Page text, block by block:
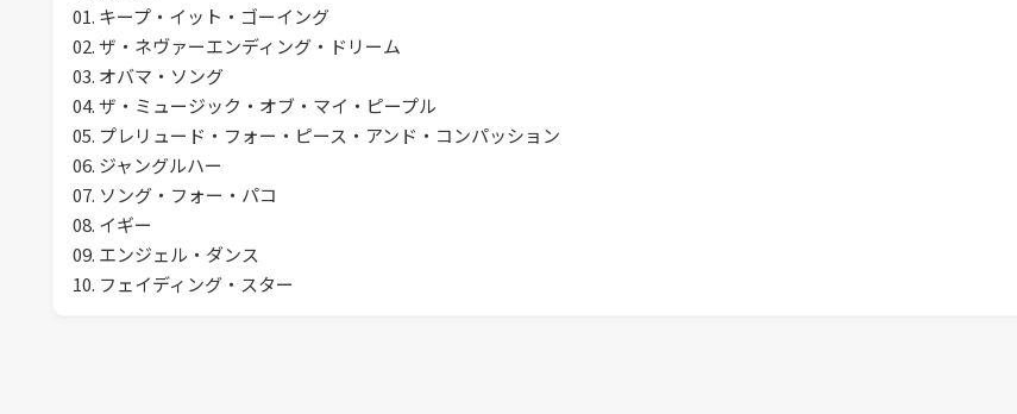
01. キープ・イット・ゴーイング
02. ザ・ネヴァーエンディング・ドリーム
03. オバマ・ソング
04. ザ・ミュージック・オブ・マイ・ピープル
05. プレリュード・フォー・ピース・アンド・コンパッション
06. ジャングルハー
07. ソング・フォー・パコ
08. イギー
09. エンジェル・ダンス
10. フェイディング・スター